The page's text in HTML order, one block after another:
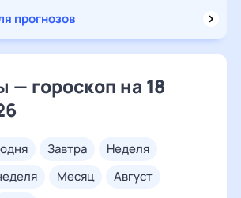
прогнозов
— гороскоп на 18
завтра
неделя
месяц
август